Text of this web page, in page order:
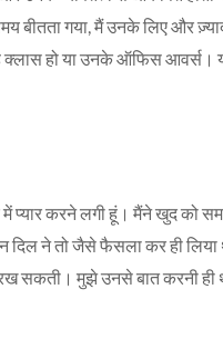
गया, मैं उनके लिए और
क्लास हो या उनके ऑफिस आवर्स।
प्यार करने लगी हूं। मैंने खुद को
दिल ने तो जैसे फैसला कर ही लिया
सकती। मुझे उनसे बात करनी ही